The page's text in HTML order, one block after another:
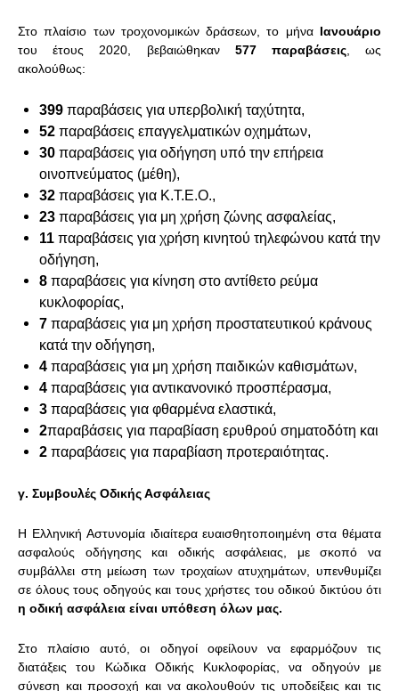
Στο πλαίσιο των τροχονομικών δράσεων, το μήνα Ιανουάριο
του έτους 2020, βεβαιώθηκαν 577 παραβάσεις, ως
ακολούθως:
399 παραβάσεις για υπερβολική ταχύτητα,
52 παραβάσεις επαγγελματικών οχημάτων,
30 παραβάσεις για οδήγηση υπό την επήρεια
οινοπνεύματος (μέθη),
32 παραβάσεις για Κ.Τ.Ε.Ο.,
23 παραβάσεις για μη χρήση ζώνης ασφαλείας,
11 παραβάσεις για χρήση κινητού τηλεφώνου κατά την
οδήγηση,
8 παραβάσεις για κίνηση στο αντίθετο ρεύμα
κυκλοφορίας,
7 παραβάσεις για μη χρήση προστατευτικού κράνους
κατά την οδήγηση,
4 παραβάσεις για μη χρήση παιδικών καθισμάτων,
4 παραβάσεις για αντικανονικό προσπέρασμα,
3 παραβάσεις για φθαρμένα ελαστικά,
2παραβάσεις για παραβίαση ερυθρού σηματοδότη και
2 παραβάσεις για παραβίαση προτεραιότητας.
γ. Συμβουλές Οδικής Ασφάλειας
Η Ελληνική Αστυνομία ιδιαίτερα ευαισθητοποιημένη στα θέματα
ασφαλούς οδήγησης και οδικής ασφάλειας, με σκοπό να
συμβάλλει στη μείωση των τροχαίων ατυχημάτων, υπενθυμίζει
σε όλους τους οδηγούς και τους χρήστες του οδικού δικτύου ότι
η οδική ασφάλεια είναι υπόθεση όλων μας.
Στο πλαίσιο αυτό, οι οδηγοί οφείλουν να εφαρμόζουν τις
διατάξεις του Κώδικα Οδικής Κυκλοφορίας, να οδηγούν με
σύνεση και προσοχή και να ακολουθούν τις υποδείξεις και τις